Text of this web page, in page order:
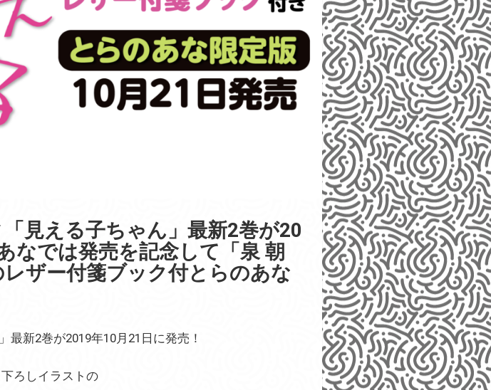
見える子ちゃん」最新2巻が20
なでは発売を記念して「泉 朝
ザー付箋ブック付とらのあな
新2巻が2019年10月21日に発売！
ろしイラストの